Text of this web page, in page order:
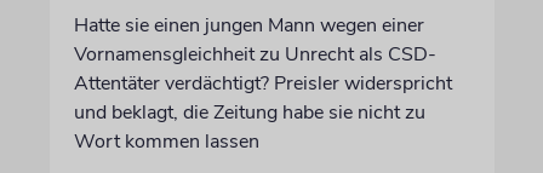
Hatte sie einen jungen Mann wegen einer
Vornamensgleichheit zu Unrecht als CSD-
Attentäter verdächtigt? Preisler widerspricht
und beklagt, die Zeitung habe sie nicht zu
Wort kommen lassen